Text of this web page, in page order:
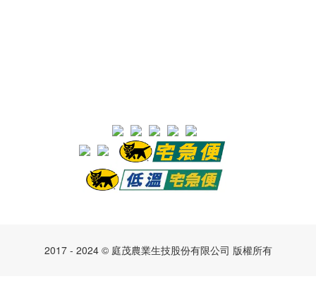
2017 - 2024 © 庭茂農業生技股份有限公司 版權所有